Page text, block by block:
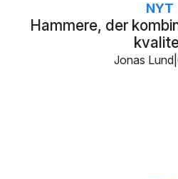
Hammere, der
NYT
Jonas Lund